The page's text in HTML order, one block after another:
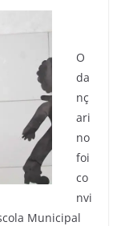
O
da
nç
ari
no
foi
co
nvi
Municipal